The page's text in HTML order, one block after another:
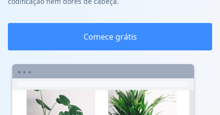
Comece grátis